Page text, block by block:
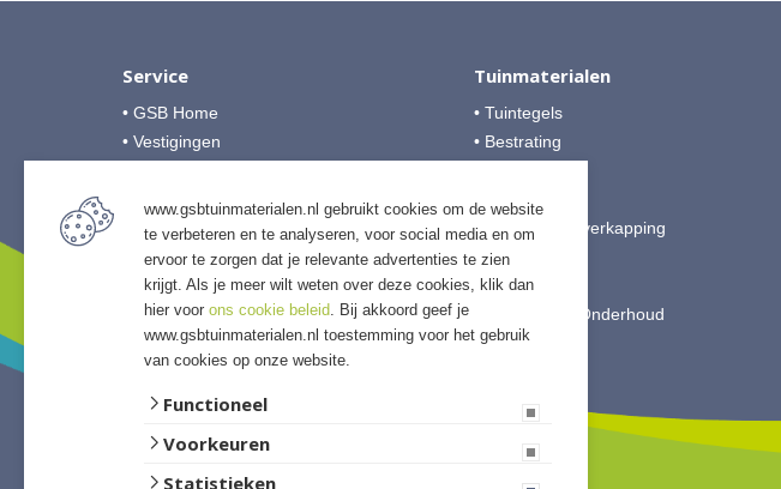
Service
• GSB Home
• Vestigingen
• Veelgestelde vragen
• Algemene voorwaarden
• Betalingsmogelijkheden
• Privacyverklaring
Tuinmaterialen
• Tuintegels
• Bestrating
• Tuinhout
• Tuinhuis & Overkapping
• Verlichting
• Accessoires
• Afwerking & Onderhoud
www.gsbtuinmaterialen.nl gebruikt cookies om de website
te verbeteren en te analyseren, voor social media en om
ervoor te zorgen dat je relevante advertenties te zien
krijgt. Als je meer wilt weten over deze cookies, klik dan
hier voor ons cookie beleid. Bij akkoord geef je
www.gsbtuinmaterialen.nl toestemming voor het gebruik
van cookies op onze website.
Functioneel
Voorkeuren
Statistieken